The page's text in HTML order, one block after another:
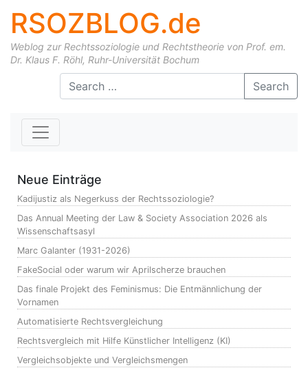
RSOZBLOG.de
Weblog zur Rechtssoziologie und Rechtstheorie von Prof. em.
Dr. Klaus F. Röhl, Ruhr-Universität Bochum
Skip to content Search
Neue Einträge
Kadijustiz als Negerkuss der Rechtssoziologie?
Das Annual Meeting der Law & Society Association 2026 als
Wissenschaftsasyl
Marc Galanter (1931-2026)
FakeSocial oder warum wir Aprilscherze brauchen
Das finale Projekt des Feminismus: Die Entmännlichung der
Vornamen
Automatisierte Rechtsvergleichung
Rechtsvergleich mit Hilfe Künstlicher Intelligenz (KI)
Vergleichsobjekte und Vergleichsmengen